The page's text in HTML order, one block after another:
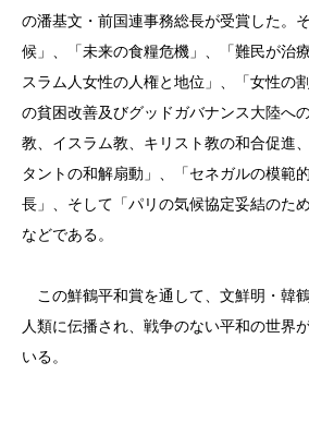
の潘基文・前国連事務総長が受賞した。
候」、「未来の食糧危機」、「難民が治
スラム人女性の人権と地位」、「女性の
の貧困改善及びグッドガバナンス大陸へ
教、イスラム教、キリスト教の和合促進
タントの和解扇動」、「セネガルの模範
長」、そして「パリの気候協定妥結のた
などである。
この鮮鶴平和賞を通して、文鮮明・韓
人類に伝播され、戦争のない平和の世界
いる。